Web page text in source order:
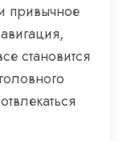
привычное
становится